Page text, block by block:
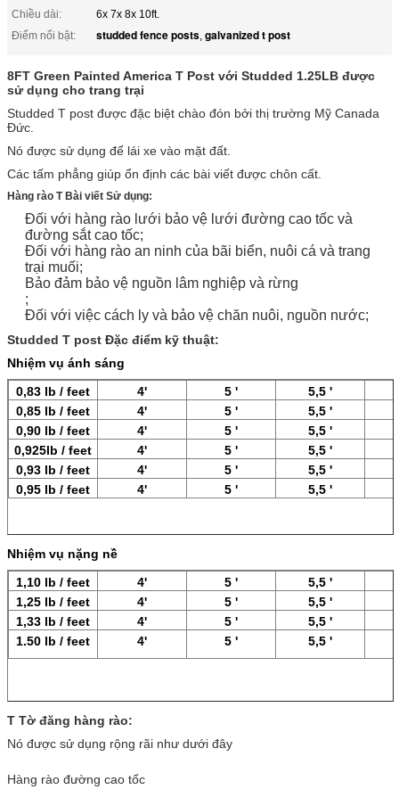
Chiều dài:
6x 7x 8x 10ft.
Điểm nổi bật:
studded fence posts, galvanized t post
8FT Green Painted America T Post với Studded 1.25LB được
sử dụng cho trang trại
Studded T post được đặc biệt chào đón bởi thị trường Mỹ Canada
Đức.
Nó được sử dụng để lái xe vào mặt đất.
Các tấm phẳng giúp ổn định các bài viết được chôn cất.
Hàng rào T Bài viết Sử dụng:
Đối với hàng rào lưới bảo vệ lưới đường cao tốc và
đường sắt cao tốc;
Đối với hàng rào an ninh của bãi biển, nuôi cá và trang
trại muối;
Bảo đảm bảo vệ nguồn lâm nghiệp và rừng
;
Đối với việc cách ly và bảo vệ chăn nuôi, nguồn nước;
Studded T post Đặc điểm kỹ thuật:
Nhiệm vụ ánh sáng
0,83 lb / feet
4' 5 '
5,5 '
0,85 lb / feet
4' 5 '
5,5 '
0,90 lb / feet
4' 5 '
5,5 '
0,925lb / feet
4' 5 '
5,5 '
0,93 lb / feet
4' 5 '
5,5 '
0,95 lb / feet
4' 5 ' 5,5 '
Nhiệm vụ nặng nề
1,10 lb / feet
4' 5 '
5,5 '
1,25 lb / feet
4' 5 '
5,5 '
1,33 lb / feet
4' 5 '
5,5 '
1.50 lb / feet
4' 5 ' 5,5 '
T Tờ đăng hàng rào:
Nó được sử dụng rộng rãi như dưới đây
Hàng rào đường cao tốc